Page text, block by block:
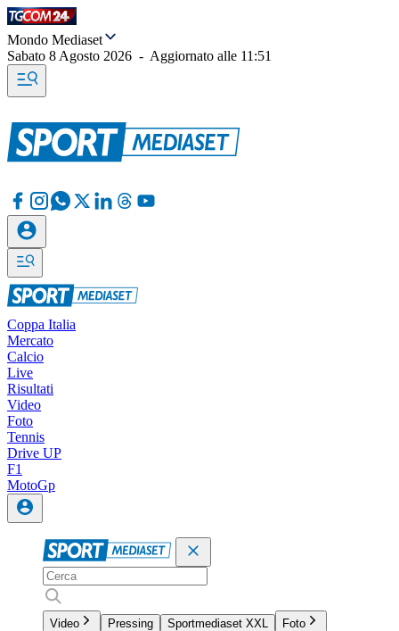
Mondo Mediaset
Sabato 8 Agosto 2026 - Aggiornato alle 11:51
Coppa Italia
Mercato
Calcio
Live
Risultati
Video
Foto
Tennis
Drive UP
F1
MotoGp
Video Pressing Sportmediaset XXL
Foto